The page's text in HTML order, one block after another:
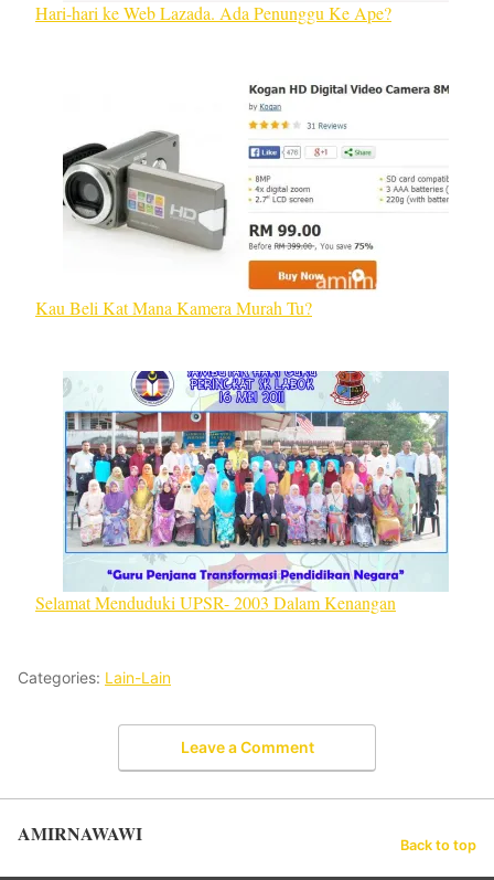
Hari-hari ke Web Lazada. Ada Penunggu Ke Ape?
Kau Beli Kat Mana Kamera Murah Tu?
Selamat Menduduki UPSR- 2003 Dalam Kenangan
Categories: Lain-Lain
Leave a Comment
AMIRNAWAWI Back to top